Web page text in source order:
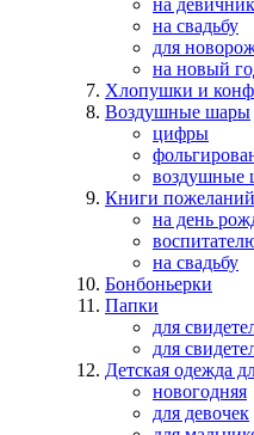
на девичник
на свадьбу
для
на новый
Хлопушки и
Воздушные шары
цифры
воздушные
Книги пожеланий
на день
на свадьбу
Бонбоньерки
Папки
для
для
Детская одежда
новогодняя
для девочек